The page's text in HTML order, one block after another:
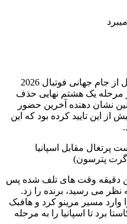
کریستیانو رونالدو در حالی که پرتغال از جام جهانی فوتبال 2026
اسپانیا در مرحله یک هشتم نهایی حذف
نشان دهنده آخرین حضور
از این تایید کرده بود که این
پرتغال مقابل اسپانیا
دقیقه وقت های تلف شده پس
نظر می رسید، برنده را زد.
مسیر مرینو کرد و هافبک
برد تا اسپانیا را به مرحله